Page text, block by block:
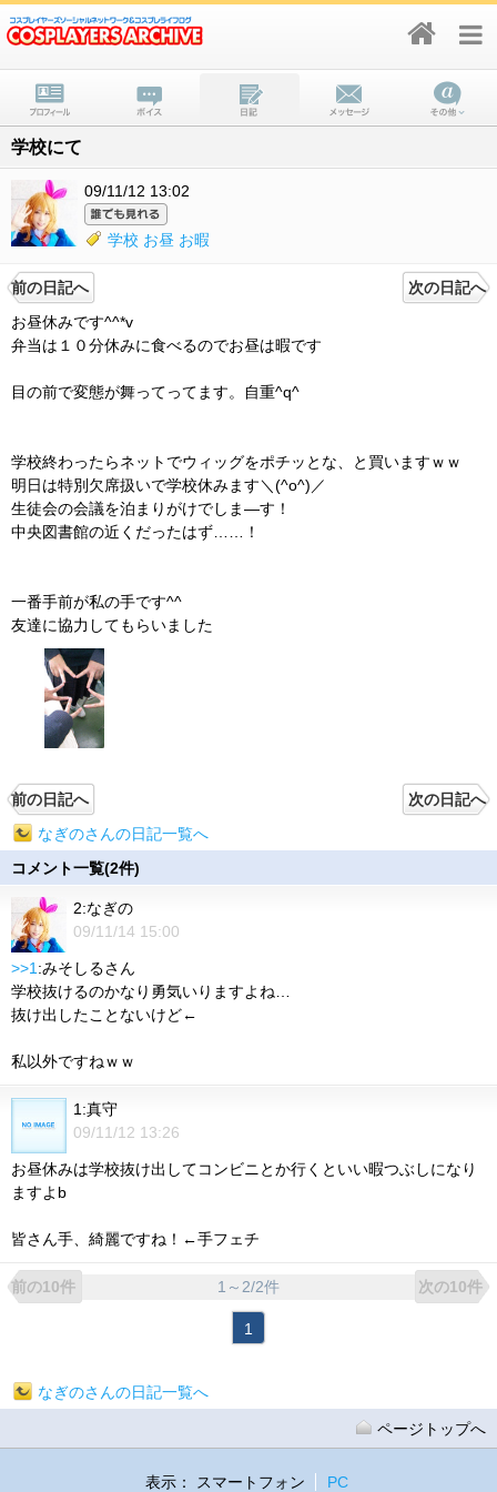
学校にて
09/11/12 13:02
学校 お昼 お暇
前の日記へ
次の日記へ
お昼休みです^^*v
弁当は１０分休みに食べるのでお昼は暇です
目の前で変態が舞ってってます。自重^q^
学校終わったらネットでウィッグをポチッとな、と買いますｗｗ
明日は特別欠席扱いで学校休みます＼(^o^)／
生徒会の会議を泊まりがけでしま―す！
中央図書館の近くだったはず……！
一番手前が私の手です^^
友達に協力してもらいました
前の日記へ
次の日記へ
なぎのさんの日記一覧へ
コメント一覧(2件)
2:なぎの
09/11/14 15:00
>>1:みそしるさん
学校抜けるのかなり勇気いりますよね…
抜け出したことないけど←
私以外ですねｗｗ
1:真守
09/11/12 13:26
お昼休みは学校抜け出してコンビニとか行くといい暇つぶしになり
ますよb
皆さん手、綺麗ですね！←手フェチ
前の10件 1～2/2件 次の10件
1
なぎのさんの日記一覧へ
ページトップへ
表示： スマートフォン PC